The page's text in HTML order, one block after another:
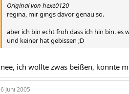
Original von hexe0120
regina, mir gings davor genau so.
aber ich bin echt froh dass ich hin bin. es
und keiner hat gebissen ;D
nee, ich wollte zwas beißen, konnte
6 Juni 2005